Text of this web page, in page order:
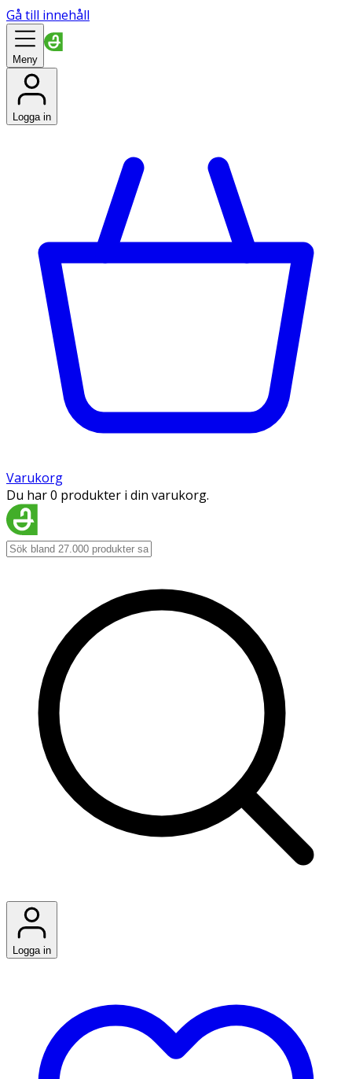
Gå till innehåll
Meny
Logga in
Varukorg
Du har 0 produkter i din varukorg.
Logga in